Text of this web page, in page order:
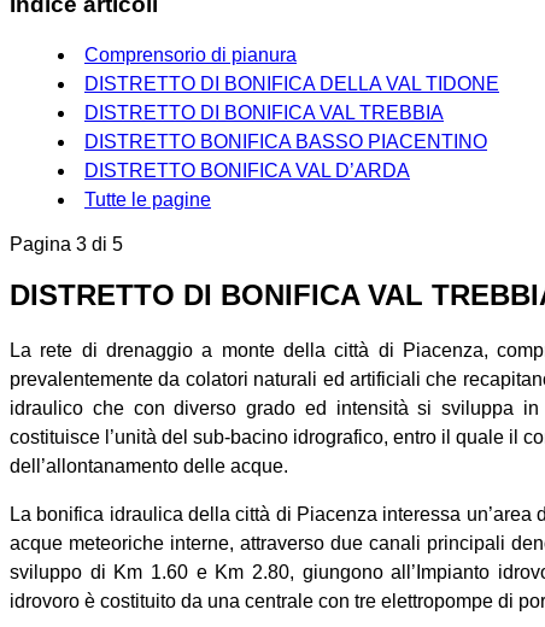
Comprensorio di pianura
DISTRETTO DI BONIFICA DELLA VAL TIDONE
DISTRETTO DI BONIFICA VAL TREBBIA
DISTRETTO BONIFICA BASSO PIACENTINO
DISTRETTO BONIFICA VAL D’ARDA
Tutte le pagine
Pagina 3 di 5
DISTRETTO DI BONIFICA VAL
La rete di drenaggio a monte della città di Piacenza,
prevalentemente da colatori naturali ed artificiali che
idraulico che con diverso grado ed intensità si sviluppa
costituisce l’unità del sub-bacino idrografico, entro il quale il
dell’allontanamento delle acque.
La bonifica idraulica della città di Piacenza interessa
acque meteoriche interne, attraverso due canali principali
sviluppo di Km 1.60 e Km 2.80, giungono all’Impianto
idrovoro è costituito da una centrale con tre elettropompe di